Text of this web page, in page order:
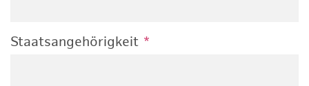
Staatsangehörigkeit *